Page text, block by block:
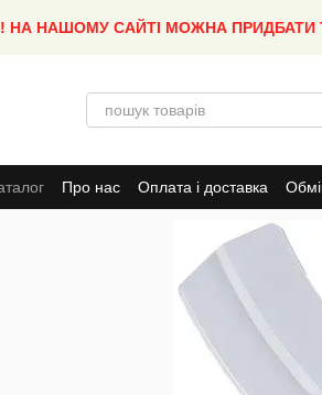
! НА НАШОМУ САЙТІ МОЖНА
Про нас Оплата і доставка